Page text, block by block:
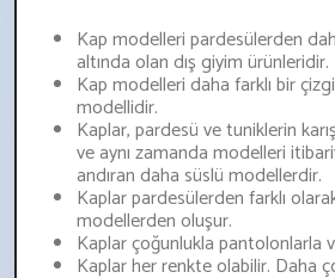
Kap modelleri pardesülerden
altında olan dış giyim ürünleridir.
Kap modelleri daha farklı bir
modellidir.
Kaplar, pardesü ve tuniklerin
ve aynı zamanda modelleri
andıran daha süslü modellerdir.
Kaplar pardesülerden farklı
modellerden oluşur.
Kaplar çoğunlukla pantolonlarla
Kaplar her renkte olabilir. Daha